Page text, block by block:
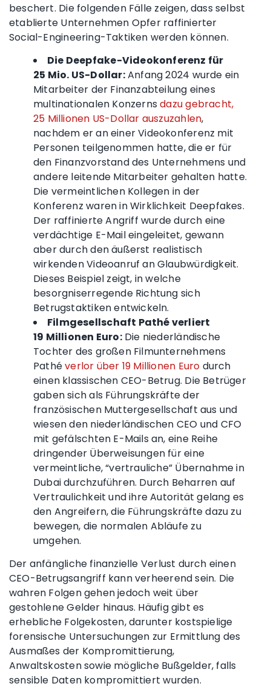
beschert. Die folgenden Fälle zeigen, dass selbst
etablierte Unternehmen Opfer raffinierter
Social-Engineering-Taktiken werden können.
Die Deepfake-Videokonferenz für
25 Mio. US-Dollar:Anfang 2024 wurde ein
Mitarbeiter der Finanzabteilung eines
multinationalen Konzernsdazu gebracht,
25 Millionen US-Dollar auszuzahlen,
nachdem er an einer Videokonferenz mit
Personen teilgenommen hatte, die er für
den Finanzvorstand des Unternehmens und
andere leitende Mitarbeiter gehalten hatte.
Die vermeintlichen Kollegen in der
Konferenz waren in Wirklichkeit Deepfakes.
Der raffinierte Angriff wurde durch eine
verdächtige E-Mail eingeleitet, gewann
aber durch den äußerst realistisch
wirkenden Videoanruf an Glaubwürdigkeit.
Dieses Beispiel zeigt, in welche
besorgniserregende Richtung sich
Betrugstaktiken entwickeln.
Filmgesellschaft Pathé verliert
19 Millionen Euro:Die niederländische
Tochter des großen Filmunternehmens
Pathéverlor über 19 Millionen Euro durch
einen klassischen CEO-Betrug. Die Betrüger
gaben sich als Führungskräfte der
französischen Muttergesellschaft aus und
wiesen den niederländischen CEO und CFO
mit gefälschten E-Mails an, eine Reihe
dringender Überweisungen für eine
vermeintliche, “vertrauliche” Übernahme in
Dubai durchzuführen. Durch Beharren auf
Vertraulichkeit und ihre Autorität gelang es
den Angreifern, die Führungskräfte dazu zu
bewegen, die normalen Abläufe zu
umgehen.
Der anfängliche finanzielle Verlust durch einen
CEO-Betrugsangriff kann verheerend sein. Die
wahren Folgen gehen jedoch weit über
gestohlene Gelder hinaus. Häufig gibt es
erhebliche Folgekosten, darunter kostspielige
forensische Untersuchungen zur Ermittlung des
Ausmaßes der Kompromittierung,
Anwaltskosten sowie mögliche Bußgelder, falls
sensible Daten kompromittiert wurden.